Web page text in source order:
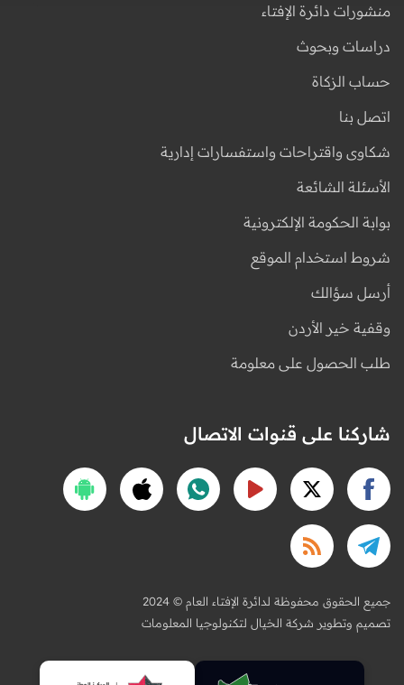
منشورات دائرة الإفتاء
دراسات وبحوث
حساب الزكاة
اتصل بنا
شكاوى واقتراحات واستفسارات إدارية
الأسئلة الشائعة
بوابة الحكومة الإلكترونية
شروط استخدام الموقع
أرسل سؤالك
وقفية خير الأردن
طلب الحصول على معلومة
شاركنا على قنوات الاتصال
2024 © جميع الحقوق محفوظة لدائرة الإفتاء العام
تصميم وتطوير شركة الخيال لتكنولوجيا المعلومات